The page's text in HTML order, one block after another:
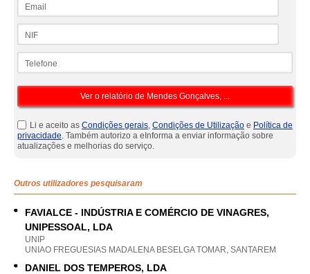
Li e aceito as Condições gerais, Condições de Utilização e Política de
privacidade. Também autorizo a eInforma a enviar informação sobre
atualizações e melhorias do serviço.
Outros utilizadores pesquisaram
FAVIALCE - INDÚSTRIA E COMÉRCIO DE VINAGRES,
UNIPESSOAL, LDA
UNIP
UNIAO FREGUESIAS MADALENA BESELGA TOMAR, SANTAREM
DANIEL DOS TEMPEROS, LDA